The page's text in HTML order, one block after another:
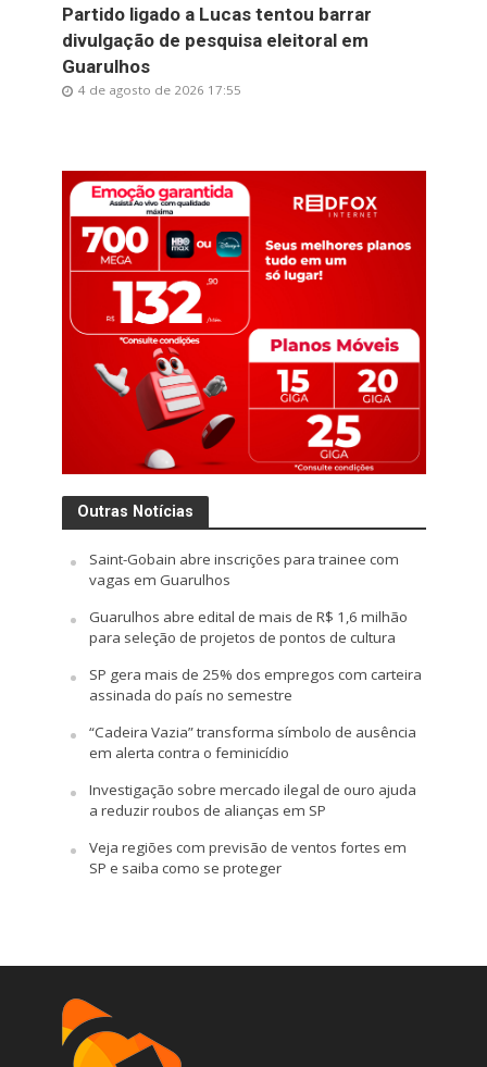
Partido ligado a Lucas tentou barrar
divulgação de pesquisa eleitoral em
Guarulhos
4 de agosto de 2026 17:55
Outras Notícias
Saint-Gobain abre inscrições para trainee com
vagas em Guarulhos
Guarulhos abre edital de mais de R$ 1,6 milhão
para seleção de projetos de pontos de cultura
SP gera mais de 25% dos empregos com carteira
assinada do país no semestre
“Cadeira Vazia” transforma símbolo de ausência
em alerta contra o feminicídio
Investigação sobre mercado ilegal de ouro ajuda
a reduzir roubos de alianças em SP
Veja regiões com previsão de ventos fortes em
SP e saiba como se proteger